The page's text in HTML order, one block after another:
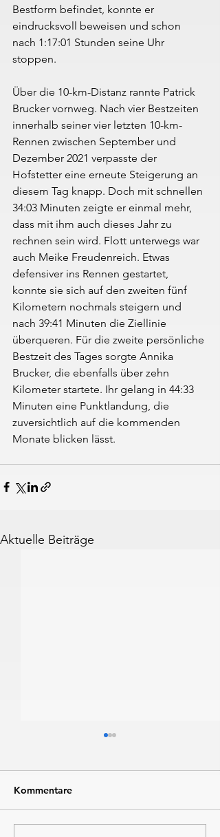
Bestform befindet, konnte er
eindrucksvoll beweisen und schon
nach 1:17:01 Stunden seine Uhr
stoppen.
Über die 10-km-Distanz rannte Patrick
Brucker vornweg. Nach vier Bestzeiten
innerhalb seiner vier letzten 10-km-
Rennen zwischen September und
Dezember 2021 verpasste der
Hofstetter eine erneute Steigerung an
diesem Tag knapp. Doch mit schnellen
34:03 Minuten zeigte er einmal mehr,
dass mit ihm auch dieses Jahr zu
rechnen sein wird. Flott unterwegs war
auch Meike Freudenreich. Etwas
defensiver ins Rennen gestartet,
konnte sie sich auf den zweiten fünf
Kilometern nochmals steigern und
nach 39:41 Minuten die Ziellinie
überqueren. Für die zweite persönliche
Bestzeit des Tages sorgte Annika
Brucker, die ebenfalls über zehn
Kilometer startete. Ihr gelang in 44:33
Minuten eine Punktlandung, die
zuversichtlich auf die kommenden
Monate blicken lässt.
Aktuelle Beiträge
Kommentare